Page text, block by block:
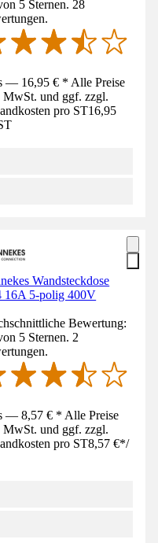
5 Sternen. 28
— 16,95 € * Alle Preise
und ggf. zzgl.
pro ST16,95
Wandsteckdose
16A 5-polig 400V
Bewertung:
5 Sternen. 2
— 8,57 € * Alle Preise
und ggf. zzgl.
pro ST8,57 €*/